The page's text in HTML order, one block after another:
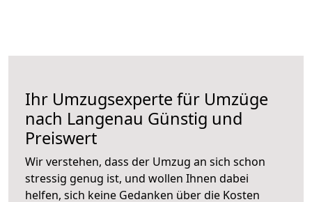
Ihr Umzugsexperte für Umzüge
nach Langenau Günstig und
Preiswert
Wir verstehen, dass der Umzug an sich schon
stressig genug ist, und wollen Ihnen dabei
helfen, sich keine Gedanken über die Kosten